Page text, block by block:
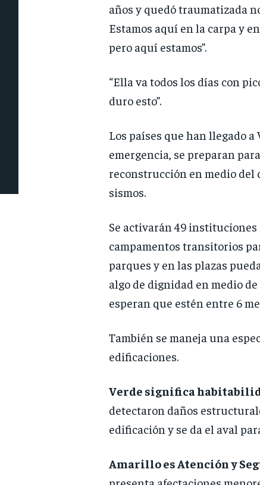
años y quedó traumatizada
Estamos aquí en la carpa y
pero aquí estamos”.
“Ella va todos los días con
duro esto”.
Los países que han llegado
emergencia, se preparan
reconstrucción en medio del
sismos.
Se activarán 49
campamentos transitorios
parques y en las plazas
algo de dignidad en medio
esperan que estén entre 6
También se maneja una
edificaciones.
Verde significa
detectaron daños
edificación y se da el aval
Amarillo es Atención y